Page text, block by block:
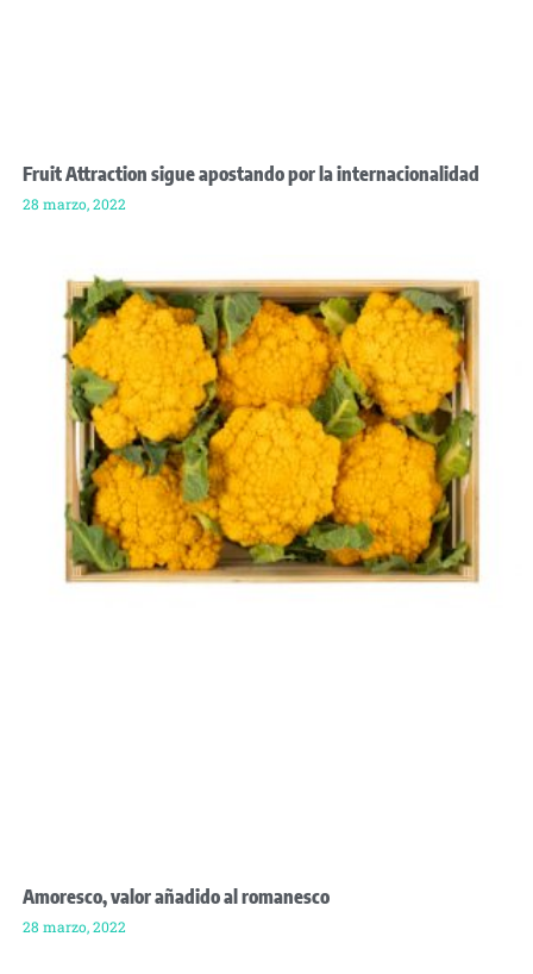
Fruit Attraction sigue apostando por la internacionalidad
28 marzo, 2022
Amoresco, valor añadido al romanesco
28 marzo, 2022